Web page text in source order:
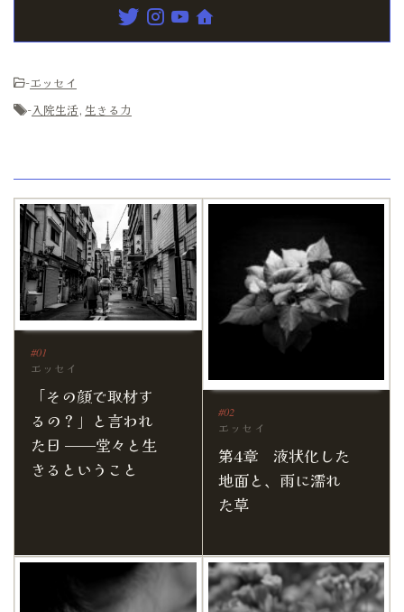
-エッセイ
-入院生活, 生きる力
エッセイ
「その顔で取材す
るの？」と言われ
た日 ——堂々と生
きるということ
エッセイ
第4章 液状化した
地面と、雨に濡れ
た草